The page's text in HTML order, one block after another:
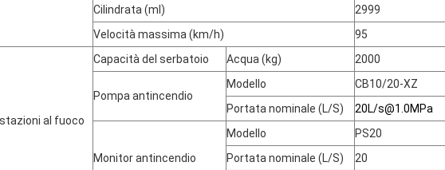
Cilindrata (ml)
2999
Velocità massima (km/h)
95
al fuoco
Capacità del serbatoio Acqua (kg) 2000
Pompa antincendio
Modello
CB10/20-XZ
Portata nominale (L/S)
20L/s@1.0MPa
Monitor antincendio
Modello
PS20
Portata nominale (L/S)
20